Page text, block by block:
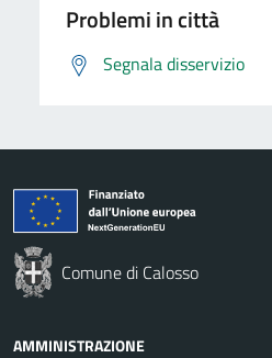
Problemi in città
Segnala disservizio
Comune di Calosso
AMMINISTRAZIONE